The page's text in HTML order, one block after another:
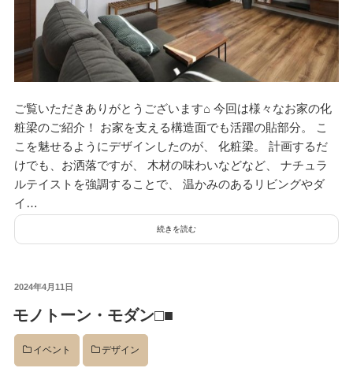
ご覧いただきありがとうございます⌂ 今回は様々なお家の化
粧梁のご紹介！ お家を支える構造面でも活躍の貼部分。 こ
こを魅せるようにデザインしたのが、 化粧梁。 計画するだ
けでも、お洒落ですが、 木材の味わいなどなど、 ナチュラ
ルテイストを強調することで、 温かみのあるリビングやダ
イ…
続きを読む
投
日:
2024年4月11日
モノトーン・モダン□■
イベント デザイン